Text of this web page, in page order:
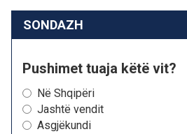
SONDAZH
Pushimet tuaja këtë vit?
Në Shqipëri
Jashtë vendit
Asgjëkundi